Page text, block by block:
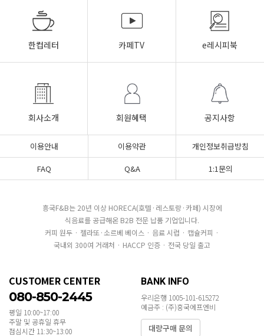
한컵레터 카페TV e레시피북
회사소개 회원혜택 공지사항
이용안내 이용약관
개인정보취급방침
FAQ
Q&A 1:1문의
흥국F&B는 20년 이상 HORECA(호텔·레스토랑·카페) 시장에
식음료를 공급해온 B2B 전문 납품 기업입니다.
커피 원두 · 젤라또·소르베 베이스 · 음료 시럽 · 캡슐커피 ·
국내외 300여 거래처 · HACCP 인증 · 전국 당일 출고
CUSTOMER CENTER
080-850-2445
평일 10:00~17:00
주말 및 공휴일 휴무
점심시간 11:30~13:00
BANK INFO
우리은행 1005-101-615272
예금주 : (주)흥국에프엔비
대량구매 문의